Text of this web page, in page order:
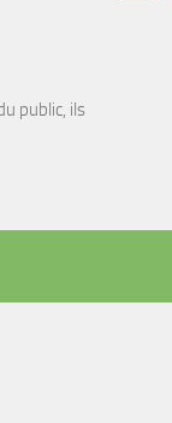
public, ils